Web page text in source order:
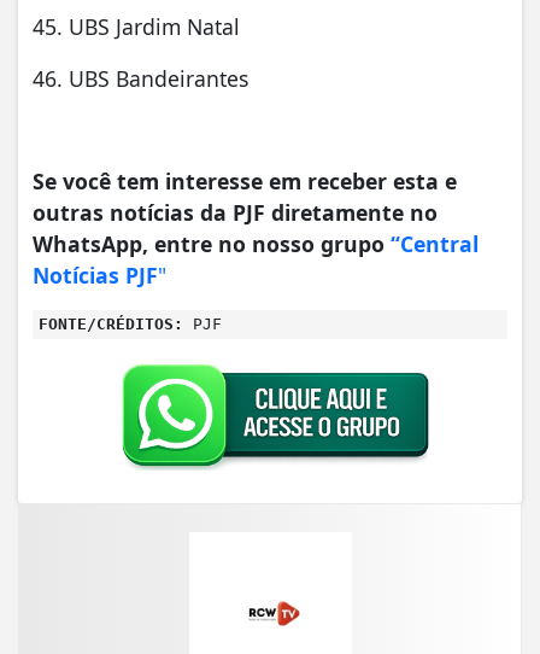
45. UBS Jardim Natal
46. UBS Bandeirantes
Se você tem interesse em receber esta e
outras notícias da PJF diretamente no
WhatsApp, entre no nosso grupo “Central
Notícias PJF"
FONTE/CRÉDITOS: PJF